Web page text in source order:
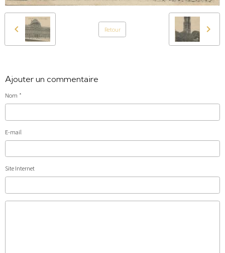
Retour
Ajouter un commentaire
Nom
E-mail
Site Internet